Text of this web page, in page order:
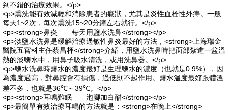
到不錯的治療效果。</p>
<p>熏洗能有效減輕和消除患者的癥狀，尤其是炎性血栓性外痔。一般
每天1~2次，每次熏洗15~20分鐘左右就行。</p>
<p><strong>鼻炎——每天用鹽水洗鼻</strong></p>
<p>淡鹽水洗鼻是緩解治療過敏性鼻炎最好的方法，<strong>上海瑞金
醫院五官科主任蔡昌枰</strong>介紹，用鹽水洗鼻時把面部紮進一盆溫
熱的淡鹽水中，用鼻子吸水清洗，或用洗鼻器。</p>
<p>鹽水洗鼻時鹽水的濃度最好是生理鹽水的濃度（也就是0.9%），因
為濃度過高，對鼻腔會有損傷，過低則不起作用。鹽水溫度最好跟體溫
差不多，也就是36℃～39℃。</p>
<p><strong>耳鳴難眠——泡腳加白醋</strong></p>
<p>最簡單有效治療耳鳴的方法就是：<strong>在晚上</strong>